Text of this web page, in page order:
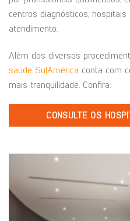
centros diagnósticos,
atendimento.
Além dos diversos
saúde SulAmérica conta com
mais tranquilidade. Confira:
CONSULTE OS